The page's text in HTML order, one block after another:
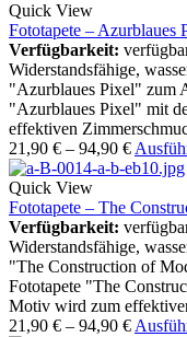
Quick View
Fototapete – Azurblaues
Verfügbarkeit:
Widerstandsfähige,
"Azurblaues Pixel" zum
"Azurblaues Pixel" mit
effektiven
21,90 € – 94,90 €
Quick View
Fototapete – The
Verfügbarkeit:
Widerstandsfähige,
"The Construction of
Fototapete "The
Motiv wird zum
21,90 € – 94,90 €